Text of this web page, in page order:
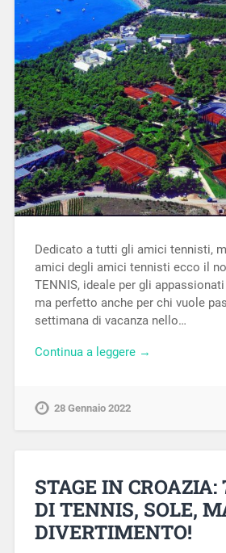
Dedicato a tutti gli amici tennisti,
amici degli amici tennisti ecco il
TENNIS, ideale per gli
ma perfetto anche per chi vuole
settimana di vacanza nello…
Continua a leggere →
28 Gennaio 2022
STAGE IN CROAZIA:
DI TENNIS, SOLE,
DIVERTIMENTO!